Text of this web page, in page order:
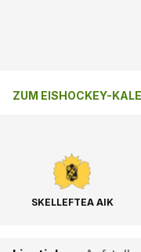
ZUM EISHOCKEY-
SKELLEFTEA AIK